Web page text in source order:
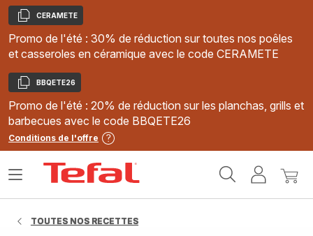
Copier
CERAMETE
Promo de l'été : 30% de réduction sur toutes nos poêles
et casseroles en céramique avec le code CERAMETE
Copier
BBQETE26
Promo de l'été : 20% de réduction sur les planchas, grills et
barbecues avec le code BBQETE26
Conditions de l'offre
MonMon
Ouvrir
TOUTES NOS RECETTES